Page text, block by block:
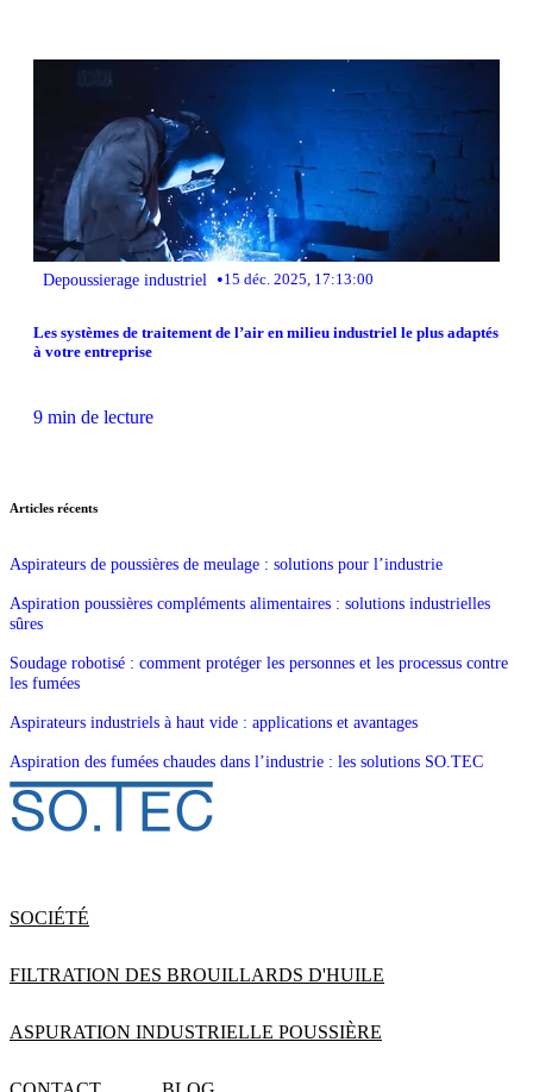
Depoussierage industriel •15 déc. 2025, 17:13:00
Les systèmes de traitement de l’air en milieu industriel le plus adaptés
à votre entreprise
9 min de lecture
Articles récents
Aspirateurs de poussières de meulage : solutions pour l’industrie
Aspiration poussières compléments alimentaires : solutions industrielles
sûres
Soudage robotisé : comment protéger les personnes et les processus contre
les fumées
Aspirateurs industriels à haut vide : applications et avantages
Aspiration des fumées chaudes dans l’industrie : les solutions SO.TEC
SOCIÉTÉ
FILTRATION DES BROUILLARDS D'HUILE
ASPURATION INDUSTRIELLE POUSSIÈRE